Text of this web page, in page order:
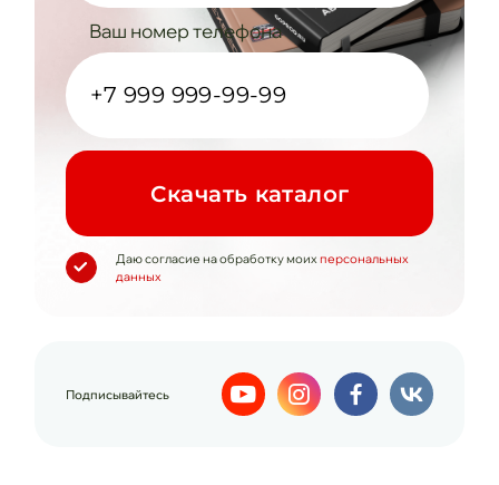
Ваш номер телефона
Cкачать каталог
Даю согласие на обработку моих персональных
данных
Подписывайтесь